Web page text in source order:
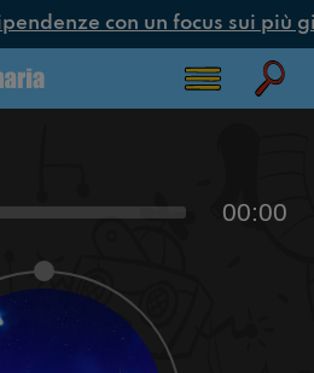
con un focus sui più
00:00